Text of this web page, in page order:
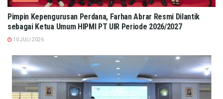
Pimpin Kepengurusan Perdana, Farhan Abrar Resmi Dilantik
sebagai Ketua Umum HIPMI PT UIR Periode 2026/2027
10 JULI 2026